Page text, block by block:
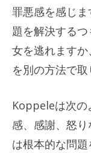
罪悪感を感じ
題を解決する
女を逃れます
を別の方法で
Koppeleは次の
感、感謝、怒
は根本的な問